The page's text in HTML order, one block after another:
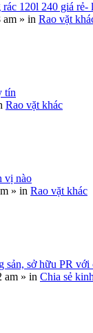
120l 240 giá rẻ-
am » in Rao vặt
tín
Rao vặt khác
vị nào
» in Rao vặt khác
sản, sở hữu PR
am » in Chia sẻ